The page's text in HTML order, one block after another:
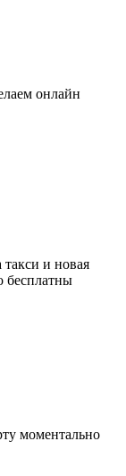
онлайн
и новая
бесплатны
моментально